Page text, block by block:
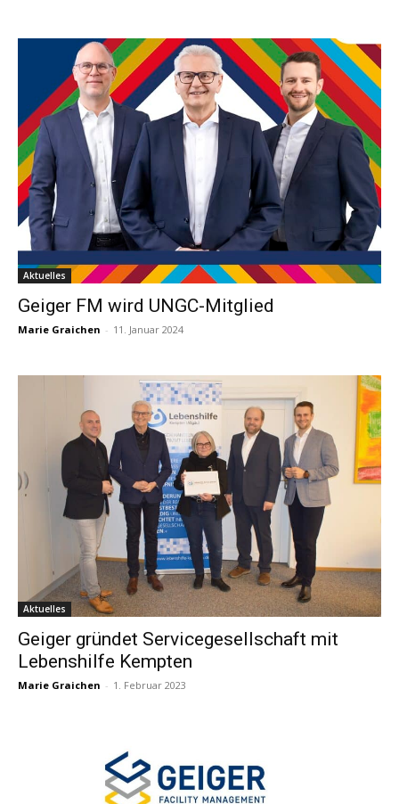
Aktuelles
Geiger FM wird UNGC-Mitglied
Marie Graichen - 11. Januar 2024
Aktuelles
Geiger gründet Servicegesellschaft mit
Lebenshilfe Kempten
Marie Graichen - 1. Februar 2023